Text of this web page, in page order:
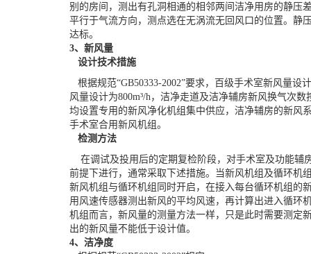
别的房间，测出有孔洞相通的相邻两间洁净用房的静压
平行于气流方向，测点选在无涡流无回风口的位置。静
达标。
3、新风量
设计技术措施
根据规范“GB50333-2002”要求，百级手术室新风量设
风量设计为800m³/h，洁净走道及洁净辅房新风换气次
均设置专用的新风净化机组集中供应，洁净辅房的新风
手术室合用新风机组。
检测方法
在调试及投用后的定期复检阶段，对手术室及功能辅
前提下进行，通常采取下述措施。当新风机组及循环机
新风机组与循环机组同时开启，在接入每台循环机组的
用风速传感器测出新风的平均风速，再计算出进入循环
机组而言，新风量的测量方法一样，只是此时需要测定
出的新风量不能低于设计值。
4、洁净度